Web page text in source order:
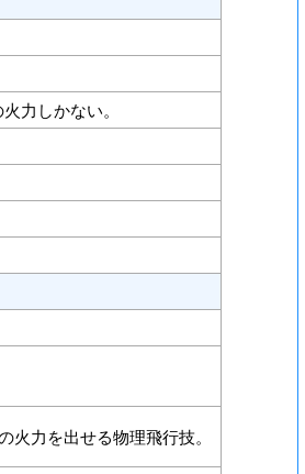
力しかない。
火力を出せる物理飛行技。